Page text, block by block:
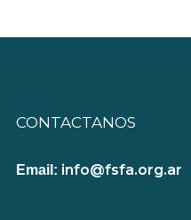
CONTACTANOS
Email: info@fsfa.org.ar